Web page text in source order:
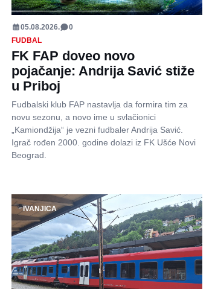
05.08.2026.
0
FUDBAL
FK FAP doveo novo
pojačanje: Andrija Savić stiže
u Priboj
Fudbalski klub FAP nastavlja da formira tim za
novu sezonu, a novo ime u svlačionici
„Kamiondžija“ je vezni fudbaler Andrija Savić.
Igrač rođen 2000. godine dolazi iz FK Ušće Novi
Beograd.
IVANJICA